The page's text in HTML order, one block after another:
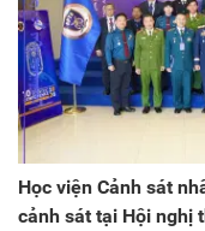
Học viện Cảnh sát
cảnh sát tại Hội nghị